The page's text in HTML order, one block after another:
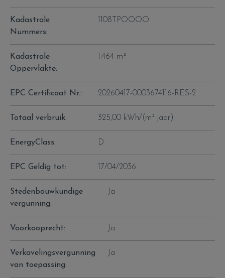
Kadastrale
Nummers:
1108TPOOOO
Kadastrale
Oppervlakte:
1.464 m²
EPC Certificaat Nr.: 20260417-0003674116-RES-2
Totaal verbruik: 325,00 kWh/(m² jaar)
EnergyClass: D
EPC Geldig tot: 17/04/2036
Stedenbouwkundige
vergunning:
Ja
Voorkooprecht: Ja
Verkavelingsvergunning
van toepassing:
Ja